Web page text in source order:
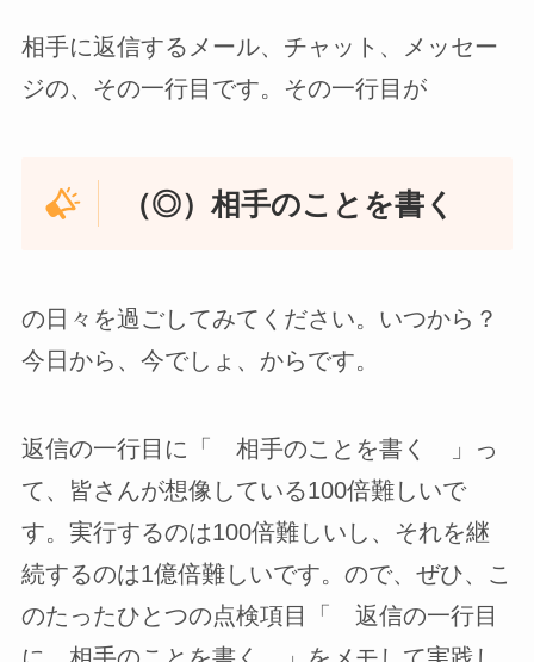
相手に返信するメール、チャット、メッセー
ジの、その一行目です。その一行目が
（◎）相手のことを書く
の日々を過ごしてみてください。いつから？
今日から、今でしょ、からです。
返信の一行目に「 相手のことを書く 」っ
て、皆さんが想像している100倍難しいで
す。実行するのは100倍難しいし、それを継
続するのは1億倍難しいです。ので、ぜひ、こ
のたったひとつの点検項目「 返信の一行目